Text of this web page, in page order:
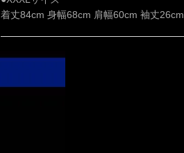
着丈84cm 身幅68cm 肩幅60cm 袖丈26cm